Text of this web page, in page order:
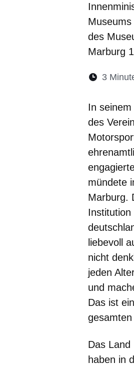
des
Marburg
3
In
des
mündete
Marburg.
liebevoll
nicht
jeden
und
Das ist
gesamten
Das
haben in